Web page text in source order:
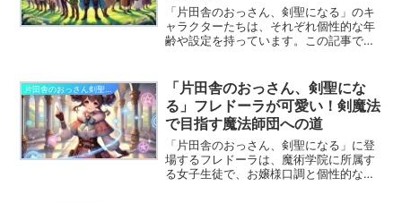
「片田舎のおっさん、剣聖になる」のキ
ャラクターたちは、それぞれ個性的な年
齢や設定を持っています。この記事で
「片田舎のおっさん、剣聖にな
る」フレドーラが可愛い！剣魔法
で目指す魔法師団への道
「片田舎のおっさん、剣聖になる」に登
場するフレドーラは、魔術学院に所属す
る女子生徒で、お嬢様口調と個性的なヘ